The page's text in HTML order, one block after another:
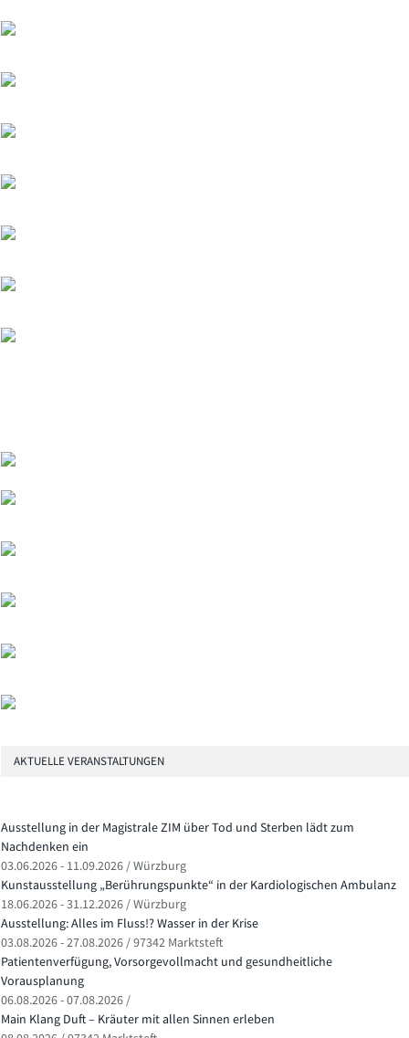
AKTUELLE VERANSTALTUNGEN
Ausstellung in der Magistrale ZIM über Tod und Sterben lädt zum
Nachdenken ein
03.06.2026 - 11.09.2026 / Würzburg
Kunstausstellung „Berührungspunkte“ in der Kardiologischen Ambulanz
18.06.2026 - 31.12.2026 / Würzburg
Ausstellung: Alles im Fluss!? Wasser in der Krise
03.08.2026 - 27.08.2026 / 97342 Marktsteft
Patientenverfügung, Vorsorgevollmacht und gesundheitliche
Vorausplanung
06.08.2026 - 07.08.2026 /
Main Klang Duft – Kräuter mit allen Sinnen erleben